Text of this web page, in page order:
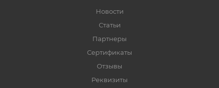
Новости
Статьи
Партнеры
Сертификаты
Отзывы
Реквизиты